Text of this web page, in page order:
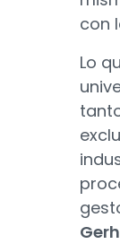
con
Lo